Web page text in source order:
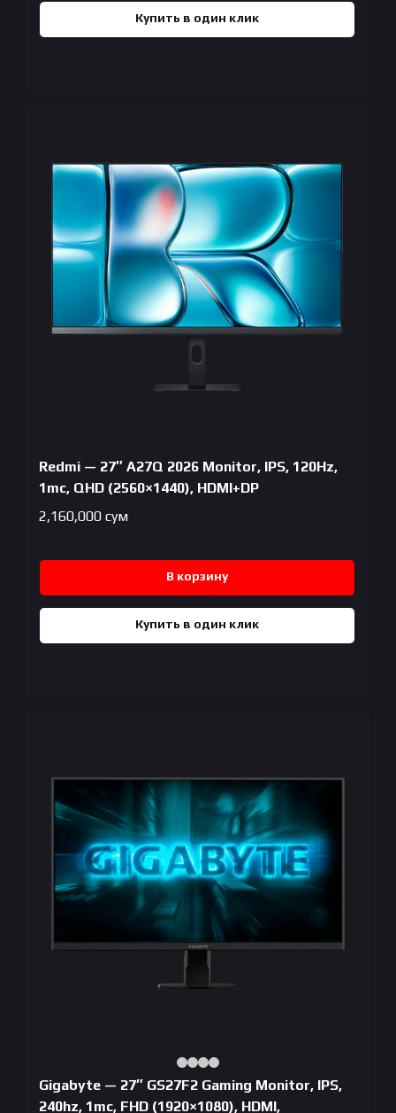
Купить в один клик
Redmi — 27″ A27Q 2026 Monitor, IPS, 120Hz,
1mc, QHD (2560×1440), HDMI+DP
2,160,000 сум
В корзину
Купить в один клик
Gigabyte — 27″ GS27F2 Gaming Monitor, IPS,
240hz, 1mc, FHD (1920×1080), HDMI,